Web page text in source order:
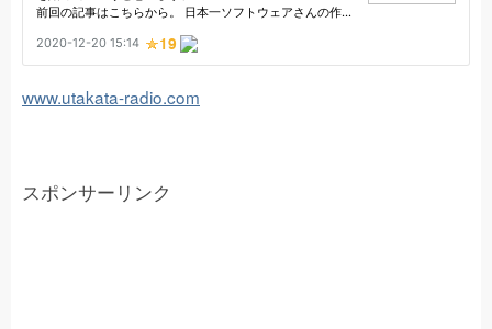
www.utakata-radio.com
スポンサーリンク